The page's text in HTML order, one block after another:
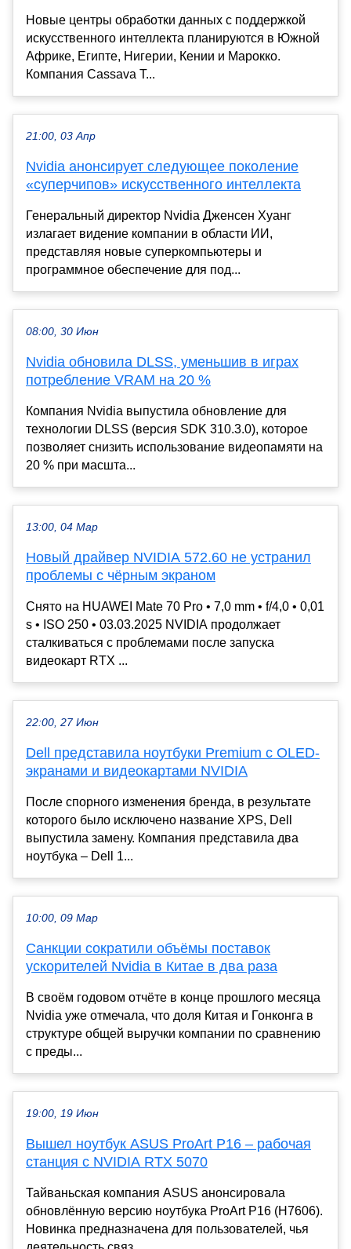
Новые центры обработки данных с поддержкой
искусственного интеллекта планируются в Южной
Африке, Египте, Нигерии, Кении и Марокко.
Компания Cassava T...
21:00, 03 Апр
Nvidia анонсирует следующее поколение
«суперчипов» искусственного интеллекта
Генеральный директор Nvidia Дженсен Хуанг
излагает видение компании в области ИИ,
представляя новые суперкомпьютеры и
программное обеспечение для под...
08:00, 30 Июн
Nvidia обновила DLSS, уменьшив в играх
потребление VRAM на 20 %
Компания Nvidia выпустила обновление для
технологии DLSS (версия SDK 310.3.0), которое
позволяет снизить использование видеопамяти на
20 % при масшта...
13:00, 04 Мар
Новый драйвер NVIDIA 572.60 не устранил
проблемы с чёрным экраном
Снято на HUAWEI Mate 70 Pro • 7,0 mm • f/4,0 • 0,01
s • ISO 250 • 03.03.2025 NVIDIA продолжает
сталкиваться с проблемами после запуска
видеокарт RTX ...
22:00, 27 Июн
Dell представила ноутбуки Premium с OLED-
экранами и видеокартами NVIDIA
После спорного изменения бренда, в результате
которого было исключено название XPS, Dell
выпустила замену. Компания представила два
ноутбука – Dell 1...
10:00, 09 Мар
Санкции сократили объёмы поставок
ускорителей Nvidia в Китае в два раза
В своём годовом отчёте в конце прошлого месяца
Nvidia уже отмечала, что доля Китая и Гонконга в
структуре общей выручки компании по сравнению
с преды...
19:00, 19 Июн
Вышел ноутбук ASUS ProArt P16 – рабочая
станция с NVIDIA RTX 5070
Тайваньская компания ASUS анонсировала
обновлённую версию ноутбука ProArt P16 (H7606).
Новинка предназначена для пользователей, чья